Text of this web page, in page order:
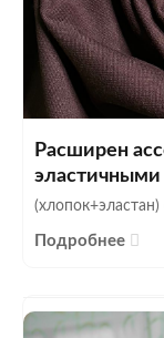
Расширен
Подробнее